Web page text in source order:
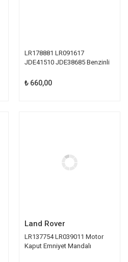
LR178881 LR091617
JDE41510 JDE38685 Benzinli
₺ 660,00
Land Rover
LR137754 LR039011 Motor
Kaput Emniyet Mandalı